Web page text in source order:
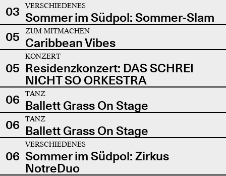
03
VERSCHIEDENES
Sommer im Südpol: Sommer-Slam
05
ZUM MITMACHEN
Caribbean Vibes
05
KONZERT
Residenzkonzert: DAS SCHREI
NICHT SO ORKESTRA
06
TANZ
Ballett Grass On Stage
06
TANZ
Ballett Grass On Stage
06
VERSCHIEDENES
Sommer im Südpol: Zirkus
NotreDuo